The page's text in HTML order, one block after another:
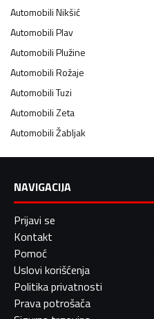
AutomobiliNikšić
AutomobiliPlav
AutomobiliPlužine
AutomobiliRožaje
AutomobiliTuzi
AutomobiliZeta
AutomobiliŽabljak
NAVIGACIJA
Prijavi se
Kontakt
Pomoć
Uslovi korišćenja
Politika privatnosti
Prava potrošača